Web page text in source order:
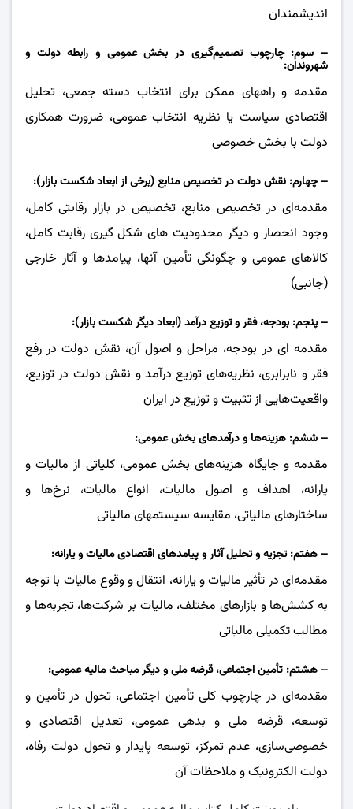
اندیشمندان
– سوم: چارچوب تصمیم‌گیری در بخش عمومی و رابطه دولت و
شهروندان:
مقدمه و راههای ممکن برای انتخاب دسته جمعی، تحلیل
اقتصادی سیاست یا نظریه انتخاب عمومی، ضرورت همکاری
دولت با بخش خصوصی
– چهارم: نقش دولت در تخصیص منابع (برخی از ابعاد شکست بازار):
مقدمه‌ای در تخصیص منابع، تخصیص در بازار رقابتی کامل،
وجود انحصار و دیگر محدودیت های شکل گیری رقابت کامل،
کالاهای عمومی و چگونگی تأمین آنها، پیامد‌ها و آثار خارجی
(جانبی)
– پنجم: بودجه، فقر و توزیع درآمد (ابعاد دیگر شکست بازار):
مقدمه ای در بودجه، مراحل و اصول آن، نقش دولت در رفع
فقر و نابرابری، نظریه‌های توزیع درآمد و نقش دولت در توزیع،
واقعیت‌هایی از تثبیت و توزیع در ایران
– ششم: هزینه‌ها و درآمدهای بخش عمومی:
مقدمه و جایگاه هزینه‌های بخش عمومی، کلیاتی از مالیات و
یارانه، اهداف و اصول مالیات، انواع مالیات، نرخ‌ها و
ساختارهای مالیاتی، مقایسه سیستمهای مالیاتی
– هفتم: تجزیه و تحلیل آثار و پیامدهای اقتصادی مالیات و یارانه:
مقدمه‌ای در تأثیر مالیات و یارانه، انتقال و وقوع مالیات با توجه
به کشش‌ها و بازارهای مختلف، مالیات بر شرکت‌ها، تجربه‌ها و
مطالب تکمیلی مالیاتی
– هشتم: تأمین اجتماعی، قرضه ملی و دیگر مباحث مالیه عمومی:
مقدمه‌ای در چارچوب کلی تأمین اجتماعی، تحول در تأمین و
توسعه، قرضه ملی و بدهی عمومی، تعدیل اقتصادی و
‌خصوصی‌سازی، عدم تمرکز، توسعه پایدار و ‌تحول دولت رفاه،
دولت الکترونیک و ملاحظات آن